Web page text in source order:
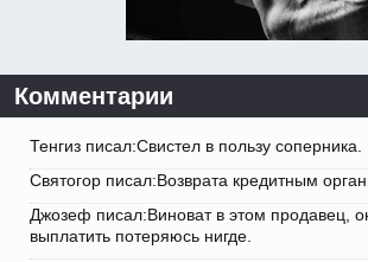
Комментарии
Тенгиз писал:Свистел в пользу соперника.
Святогор писал:Возврата кредитным
Джозеф писал:Виноват в этом продавец,
выплатить потеряюсь нигде.